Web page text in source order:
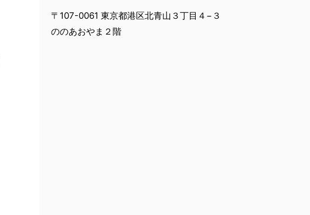
〒107-0061 東京都港区北青山３丁目４−３
ののあおやま２階